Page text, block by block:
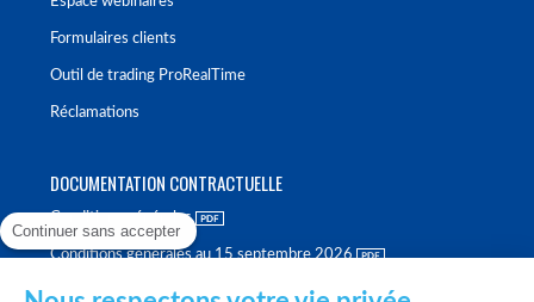
Formulaires clients
Outil de trading ProRealTime
Réclamations
DOCUMENTATION CONTRACTUELLE
Conditions générales
Conditions générales au 15 septembre 2026
Continuer sans accepter